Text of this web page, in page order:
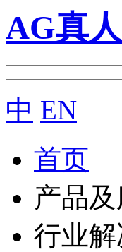
AG真人
中 EN
首页
产品
行业